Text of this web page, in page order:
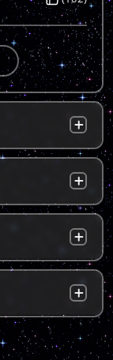
小時內寄出，2
。
24小時內寄出，
利店。（ 如遇休
通知您）。
利店取貨者須核
運單上的收件
名以免無法順利
貨物時，將訂單
，即可完成付
通知取貨，請至
填寫的聯絡電話
上不會註明內容
方權益。